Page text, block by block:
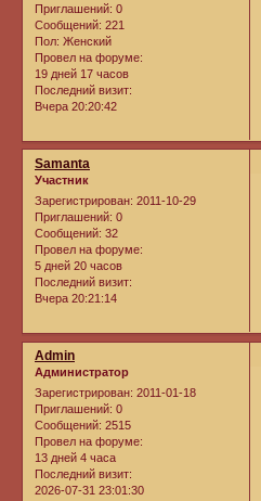
Приглашений: 0
Сообщений: 221
Пол: Женский
Провел на форуме:
19 дней 17 часов
Последний визит:
Вчера 20:20:42
Samanta
Участник
Зарегистрирован: 2011-10-29
Приглашений: 0
Сообщений: 32
Провел на форуме:
5 дней 20 часов
Последний визит:
Вчера 20:21:14
Admin
Администратор
Зарегистрирован: 2011-01-18
Приглашений: 0
Сообщений: 2515
Провел на форуме:
13 дней 4 часа
Последний визит:
2026-07-31 23:01:30